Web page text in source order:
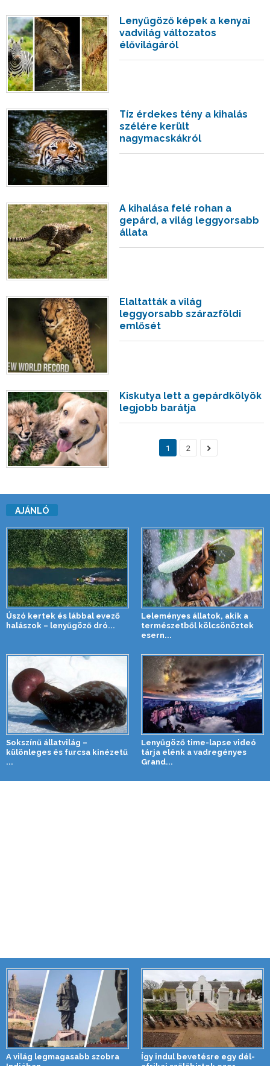
Lenyűgöző képek a kenyai
vadvilág változatos
élővilágáról
Tíz érdekes tény a kihalás
szélére került
nagymacskákról
A kihalása felé rohan a
gepárd, a világ leggyorsabb
állata
Elaltatták a világ
leggyorsabb szárazföldi
emlősét
Kiskutya lett a gepárdkölyök
legjobb barátja
1 2
AJÁNLÓ
Úszó kertek és lábbal evező
halászok – lenyűgöző dró...
Leleményes állatok, akik a
természetből kölcsönöztek
esern...
Sokszínű állatvilág –
különleges és furcsa kinézetű
...
Lenyűgöző time-lapse videó
tárja elénk a vadregényes
Grand...
A világ legmagasabb szobra
Így indul bevetésre egy dél-